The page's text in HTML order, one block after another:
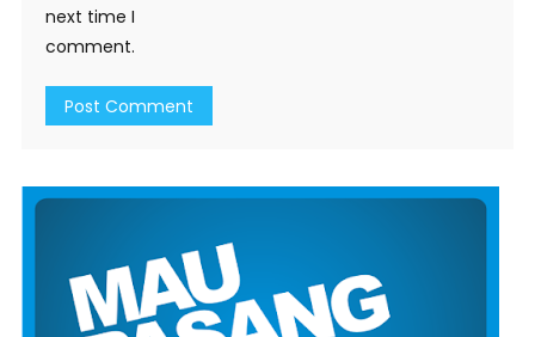
next time I
comment.